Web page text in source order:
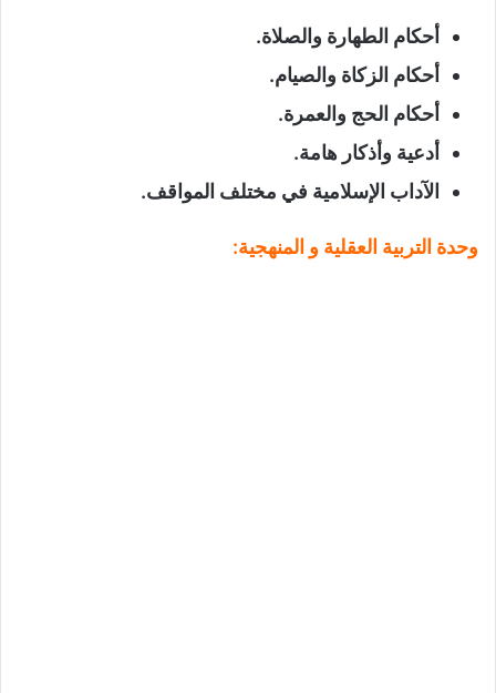
أحكام الطهارة والصلاة.
أحكام الزكاة والصيام.
أحكام الحج والعمرة.
أدعية وأذكار هامة.
الآداب الإسلامية في مختلف المواقف.
وحدة التربية العقلية و المنهجية: